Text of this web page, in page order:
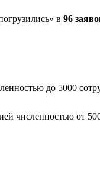
в 96
до 5000
численностью от